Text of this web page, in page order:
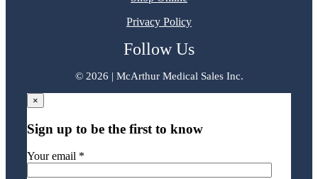
Privacy Policy
Follow Us
© 2026 | McArthur Medical Sales Inc.
×
Sign up to be the first to know
Your email *